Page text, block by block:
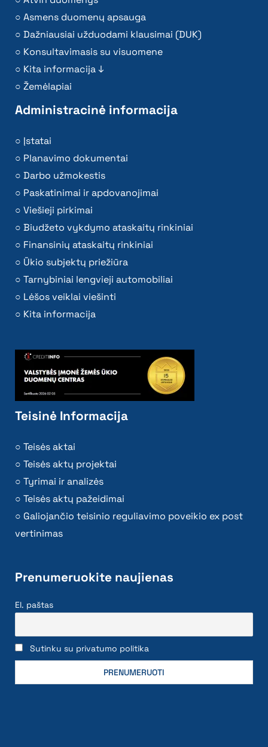
Asmens duomenų apsauga
Dažniausiai užduodami klausimai (DUK)
Konsultavimasis su visuomene
Kita informacija ↓
Žemėlapiai
Administracinė informacija
Įstatai
Planavimo dokumentai
Darbo užmokestis
Paskatinimai ir apdovanojimai
Viešieji pirkimai
Biudžeto vykdymo ataskaitų rinkiniai
Finansinių ataskaitų rinkiniai
Ūkio subjektų priežiūra
Tarnybiniai lengvieji automobiliai
Lėšos veiklai viešinti
Kita informacija
Teisinė Informacija
Teisės aktai
Teisės aktų projektai
Tyrimai ir analizės
Teisės aktų pažeidimai
Galiojančio teisinio reguliavimo poveikio ex post
vertinimas
Prenumeruokite naujienas
El. paštas
Sutinku su privatumo politika